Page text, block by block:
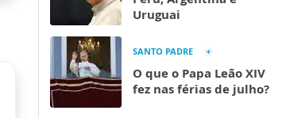
Uruguai
SANTO PADRE
O que o Papa Leão XIV
fez nas férias de julho?